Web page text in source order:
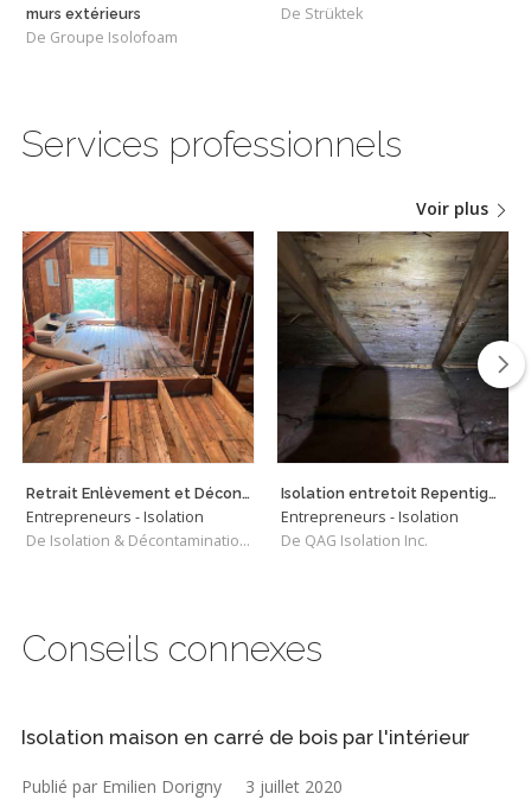
murs extérieurs
De Groupe Isolofoam
De Strüktek
Services professionnels
Voir plus
Retrait Enlèvement et Décontamination de Vermiculite
Entrepreneurs - Isolation
De Isolation & Décontamination SRQ
Isolation entretoit Repentigny
Entrepreneurs - Isolation
De QAG Isolation Inc.
Conseils connexes
Isolation maison en carré de bois par l'intérieur
Publié par Emilien Dorigny 3 juillet 2020